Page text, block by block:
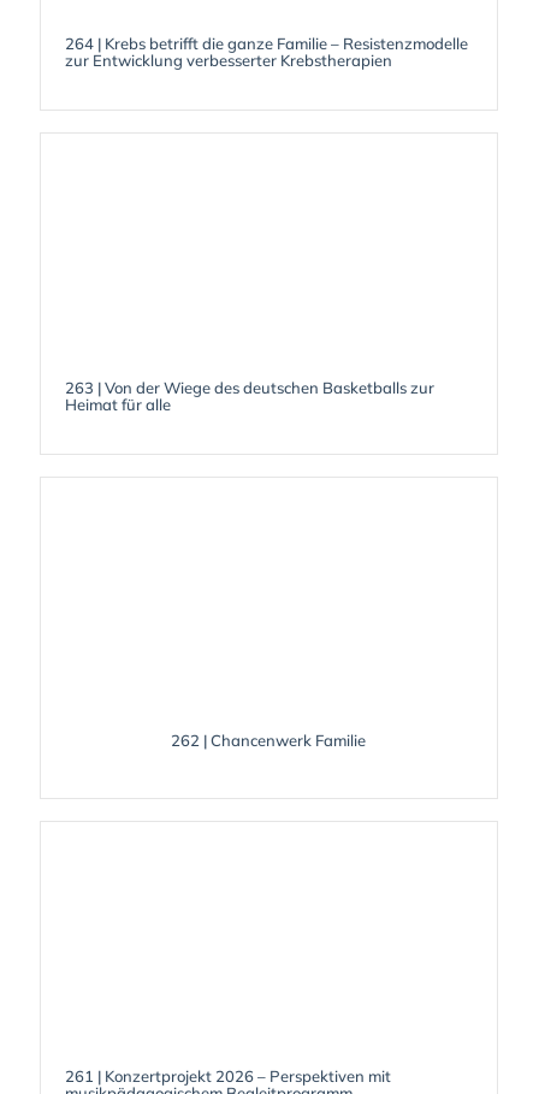
264 | Krebs betrifft die ganze Familie – Resistenzmodelle
zur Entwicklung verbesserter Krebstherapien
263 | Von der Wiege des deutschen Basketballs zur
Heimat für alle
262 | Chancenwerk Familie
261 | Konzertprojekt 2026 – Perspektiven mit